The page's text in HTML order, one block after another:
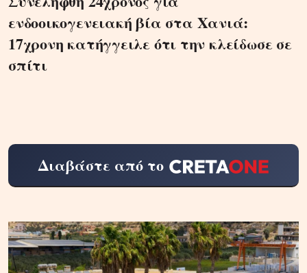
ενδοοικογενειακή βία στα Χανιά:
17χρονη κατήγγειλε ότι την κλείδωσε σε
σπίτι
Διαβάστε από το